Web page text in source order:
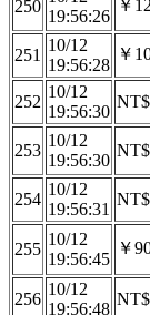
250
19:56:26
￥
251
10/12
19:56:28
￥
252
10/12
19:56:30
253
10/12
19:56:30
254
10/12
19:56:31
255
10/12
19:56:45
￥
256
10/12
19:56:48